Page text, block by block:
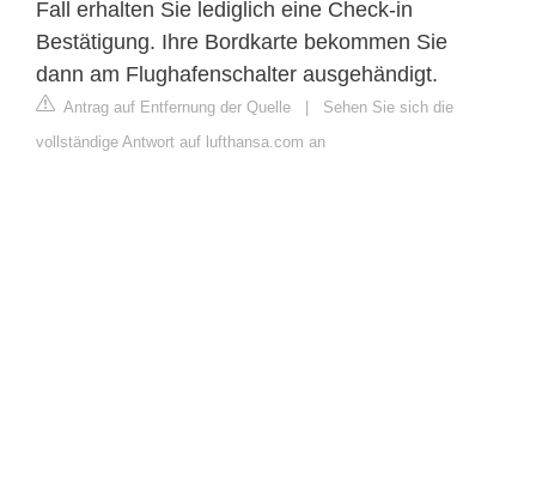
Fall erhalten Sie lediglich eine Check-in
Bestätigung. Ihre Bordkarte bekommen Sie
dann am Flughafenschalter ausgehändigt.
Antrag auf Entfernung der Quelle | Sehen Sie sich die
vollständige Antwort auf lufthansa.com an